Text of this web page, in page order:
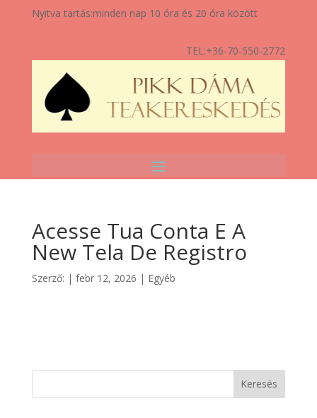
Nyitva tartás:minden nap 10 óra és 20 óra között
TEL:+36-70-550-2772
Acesse Tua Conta E A
New Tela De Registro
Szerző: | febr 12, 2026 | Egyéb